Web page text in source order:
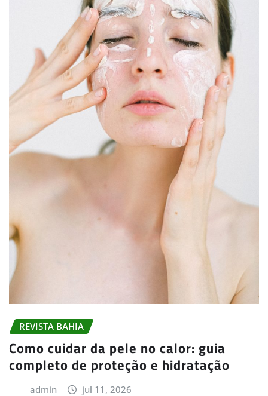
REVISTA BAHIA
Como cuidar da pele no calor: guia
completo de proteção e hidratação
admin jul 11, 2026